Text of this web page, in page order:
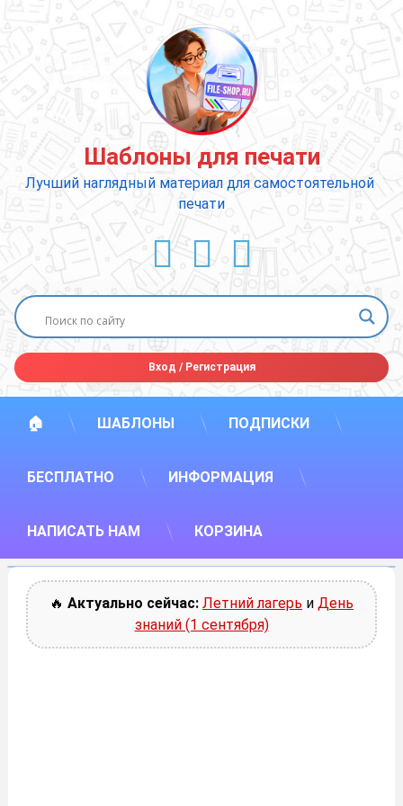
содержимому
Шаблоны для печати
Лучший наглядный материал для самостоятельной
печати
ВКонтакте
YouTube
E-mail
Вход /Регистрация
🏠 ШАБЛОНЫ ПОДПИСКИ
БЕСПЛАТНО ИНФОРМАЦИЯ
НАПИСАТЬ НАМ КОРЗИНА
🔥 Актуально сейчас: Летний лагерь и День
знаний (1 сентября)